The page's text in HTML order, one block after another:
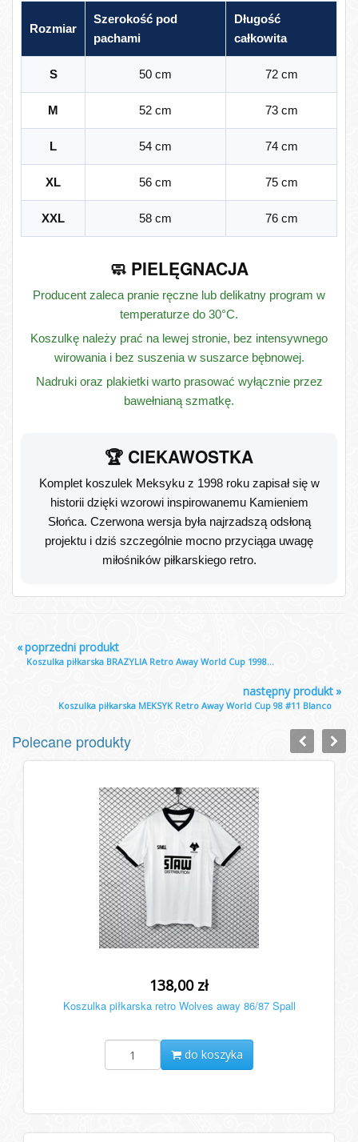
Rozmiar
Szerokość pod
pachami
Długość
całkowita
S 50 cm 72 cm
M 52 cm 73 cm
L 54 cm 74 cm
XL 56 cm 75 cm
XXL 58 cm 76 cm
🧼 PIELĘGNACJA
Producent zaleca pranie ręczne lub delikatny program w
temperaturze do 30°C.
Koszulkę należy prać na lewej stronie, bez intensywnego
wirowania i bez suszenia w suszarce bębnowej.
Nadruki oraz plakietki warto prasować wyłącznie przez
bawełnianą szmatkę.
🏆 CIEKAWOSTKA
Komplet koszulek Meksyku z 1998 roku zapisał się w
historii dzięki wzorowi inspirowanemu Kamieniem
Słońca. Czerwona wersja była najrzadszą odsłoną
projektu i dziś szczególnie mocno przyciąga uwagę
miłośników piłkarskiego retro.
«poprzedni produkt
Koszulka piłkarska BRAZYLIA Retro Away World Cup 1998...
»
następny produkt
Koszulka piłkarska MEKSYK Retro Away World Cup 98 #11 Blanco
Polecane produkty
138,00 zł
Koszulka piłkarska retro Wolves away 86/87 Spall
do koszyka